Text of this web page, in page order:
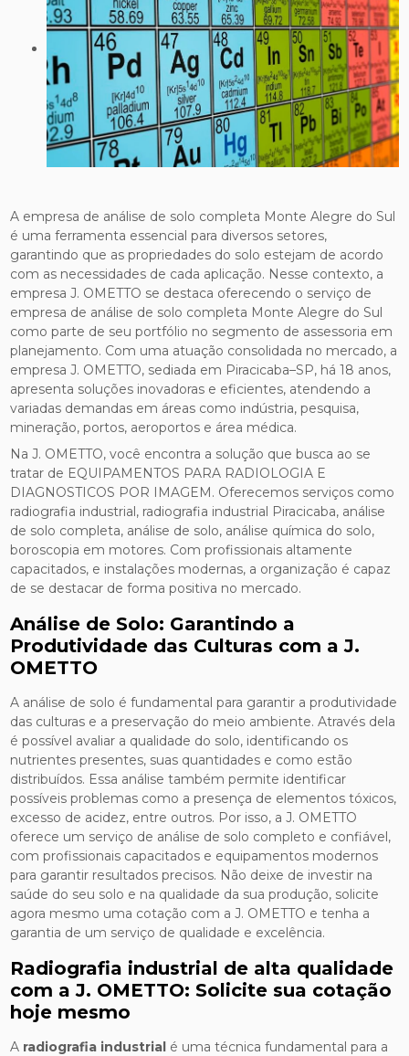
A empresa de análise de solo completa Monte Alegre do Sul
é uma ferramenta essencial para diversos setores,
garantindo que as propriedades do solo estejam de acordo
com as necessidades de cada aplicação. Nesse contexto, a
empresa J. OMETTO se destaca oferecendo o serviço de
empresa de análise de solo completa Monte Alegre do Sul
como parte de seu portfólio no segmento de assessoria em
planejamento. Com uma atuação consolidada no mercado, a
empresa J. OMETTO, sediada em Piracicaba–SP, há 18 anos,
apresenta soluções inovadoras e eficientes, atendendo a
variadas demandas em áreas como indústria, pesquisa,
mineração, portos, aeroportos e área médica.
Na J. OMETTO, você encontra a solução que busca ao se
tratar de EQUIPAMENTOS PARA RADIOLOGIA E
DIAGNOSTICOS POR IMAGEM. Oferecemos serviços como
radiografia industrial, radiografia industrial Piracicaba, análise
de solo completa, análise de solo, análise química do solo,
boroscopia em motores. Com profissionais altamente
capacitados, e instalações modernas, a organização é capaz
de se destacar de forma positiva no mercado.
Análise de Solo: Garantindo a
Produtividade das Culturas com a J.
OMETTO
A análise de solo é fundamental para garantir a produtividade
das culturas e a preservação do meio ambiente. Através dela
é possível avaliar a qualidade do solo, identificando os
nutrientes presentes, suas quantidades e como estão
distribuídos. Essa análise também permite identificar
possíveis problemas como a presença de elementos tóxicos,
excesso de acidez, entre outros. Por isso, a J. OMETTO
oferece um serviço de análise de solo completo e confiável,
com profissionais capacitados e equipamentos modernos
para garantir resultados precisos. Não deixe de investir na
saúde do seu solo e na qualidade da sua produção, solicite
agora mesmo uma cotação com a J. OMETTO e tenha a
garantia de um serviço de qualidade e excelência.
Radiografia industrial de alta qualidade
com a J. OMETTO: Solicite sua cotação
hoje mesmo
A radiografia industrial é uma técnica fundamental para a